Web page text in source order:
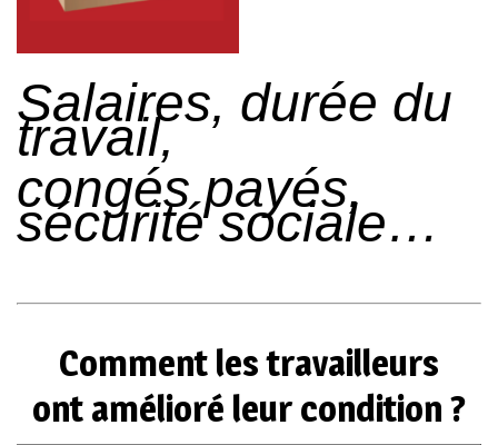
Salaires, durée du
travail,
congés payés,
sécurité sociale…
Comment les travailleurs
ont amélioré leur condition ?